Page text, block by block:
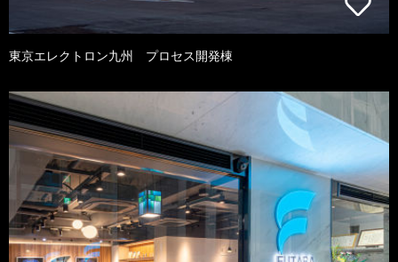
東京エレクトロン九州 プロセス開発棟